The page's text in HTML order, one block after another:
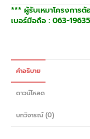
*** ผู้รับเหมาโครงการ
เบอร์มือถือ : 063-
คำอธิบาย
ดาวน์โหลด
บทวิจารณ์ (0)